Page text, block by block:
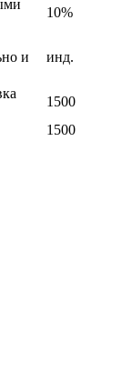
10%
и
инд.
1500
1500